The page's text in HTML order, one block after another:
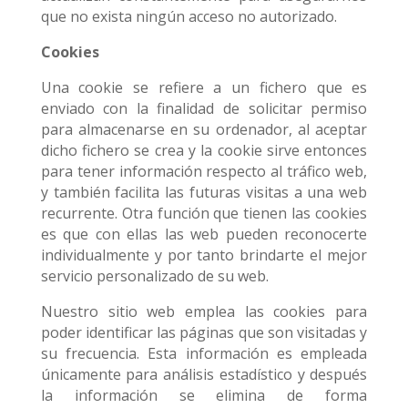
que no exista ningún acceso no autorizado.
Cookies
Una cookie se refiere a un fichero que es
enviado con la finalidad de solicitar permiso
para almacenarse en su ordenador, al aceptar
dicho fichero se crea y la cookie sirve entonces
para tener información respecto al tráfico web,
y también facilita las futuras visitas a una web
recurrente. Otra función que tienen las cookies
es que con ellas las web pueden reconocerte
individualmente y por tanto brindarte el mejor
servicio personalizado de su web.
Nuestro sitio web emplea las cookies para
poder identificar las páginas que son visitadas y
su frecuencia. Esta información es empleada
únicamente para análisis estadístico y después
la información se elimina de forma